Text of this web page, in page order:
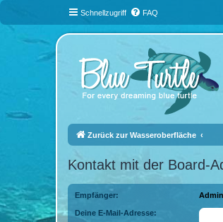
Schnellzugriff FAQ
Zurück zur Wasseroberfläche
Kontakt mit der Board-
Empfänger:
Deine E-Mail-Adresse: